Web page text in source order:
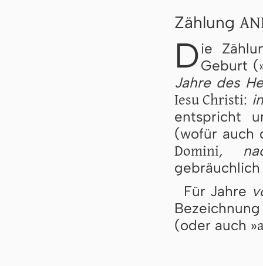
Zählung
D ie
Geburt
Jahre des
Iesu Christi:
entspricht
(wofür auch
Domini,
Für Jahre
(oder auch »